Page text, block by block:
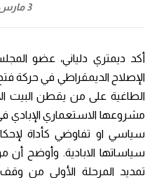
3 مارس، 2025
أكد ديمتري دلياني، عضو
الإصلاح الديمقراطي في حركة
الطاغية على من يقطن البيت
مشروعها الاستعماري
سياسي او تفاوضي كأداة
سياساتها الابادية. وأوضح أن
تمديد المرحلة الأولى من